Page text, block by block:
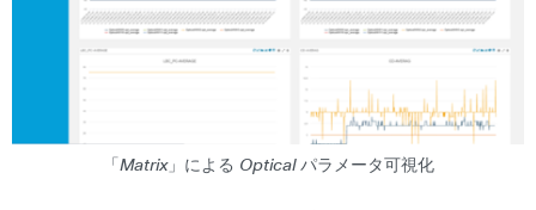
「Matrix」による Optical パラメータ可視化